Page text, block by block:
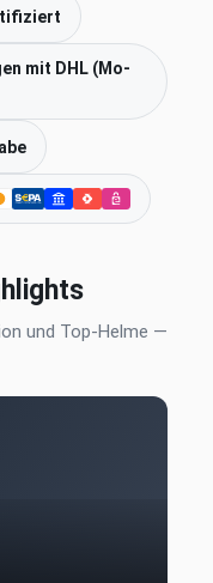
mit DHL (Mo-
und Top-Helme —